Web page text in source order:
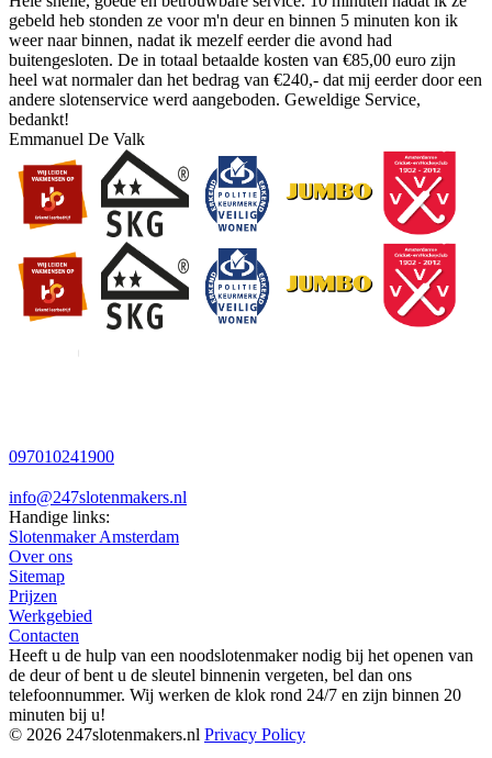
gebeld heb stonden ze voor m'n deur en binnen 5 minuten kon ik
weer naar binnen, nadat ik mezelf eerder die avond had
buitengesloten. De in totaal betaalde kosten van €85,00 euro zijn
heel wat normaler dan het bedrag van €240,- dat mij eerder door een
andere slotenservice werd aangeboden. Geweldige Service,
bedankt!
Emmanuel De Valk
097010241900
info@247slotenmakers.nl
Handige links:
Slotenmaker Amsterdam
Over ons
Sitemap
Prijzen
Werkgebied
Contacten
Heeft u de hulp van een noodslotenmaker nodig bij het openen van
de deur of bent u de sleutel binnenin vergeten, bel dan ons
telefoonnummer. Wij werken de klok rond 24/7 en zijn binnen 20
minuten bij u!
© 2026 247slotenmakers.nl Privacy Policy